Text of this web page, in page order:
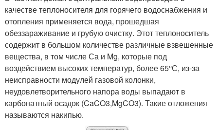
качестве теплоносителя для горячего водоснабжения и
отопления применяется вода, прошедшая
обеззараживание и грубую очистку. Этот теплоноситель
содержит в большом количестве различные взвешенные
вещества, в том числе Са и Mg, которые под
воздействием высоких температур, более 65°С, из-за
неисправности модулей газовой колонки,
неудовлетворительного напора воды выпадают в
карбонатный осадок (CaCO3,MgCO3). Такие отложения
называются накипью.